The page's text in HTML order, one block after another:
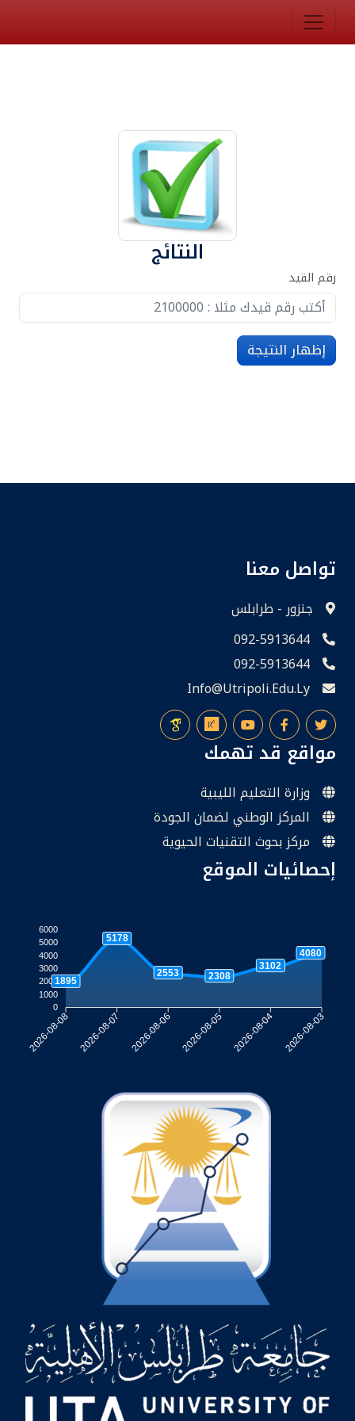
النتائج
رقم القيد
إظهار النتيجة
تواصل معنا
جنزور - طرابلس
092-5913644
092-5913644
Info@utripoli.edu.ly
مواقع قد تهمك
وزارة التعليم الليبية
المركز الوطني لضمان الجودة
مركز بحوث التقنيات الحيوية
إحصائيات الموقع
6000
5000
4000
3000
2000
1000
0
1895
5178
2553 2308
3102
4080
2026-08-08 2026-08-07 2026-08-06 2026-08-05 2026-08-04 2026-08-03